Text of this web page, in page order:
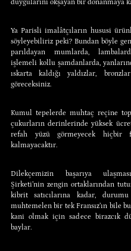
duygularını okşayan bir donanmaya
Ya Parisli imalâtçıların hususi
söyleyebiliriz peki? Bundan böyle
parıldayan mumlarda,
işlemeli kollu şamdanlarda,
ıskarta kaldığı yaldızlar,
göreceksiniz.
Kumul tepelerde muhtaç reçine
çukurların derinlerinde yüksek
refah yüzü görmeyecek hiçbir
kalmayacaktır.
Dilekçemizin başarıya
Şirketi’nin zengin ortaklarından
kibrit satıcılarına kadar, durumu
muhtemelen bir tek Fransız’ın bile
kani olmak için sadece birazcık
baylar.